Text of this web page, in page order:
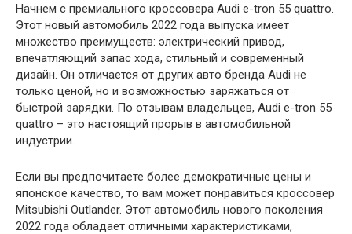
Начнем с премиального кроссовера Audi e-tron 55 quattro.
Этот новый автомобиль 2022 года выпуска имеет
множество преимуществ: электрический привод,
впечатляющий запас хода, стильный и современный
дизайн. Он отличается от других авто бренда Audi не
только ценой, но и возможностью заряжаться от
быстрой зарядки. По отзывам владельцев, Audi e-tron 55
quattro – это настоящий прорыв в автомобильной
индустрии.
Если вы предпочитаете более демократичные цены и
японское качество, то вам может понравиться кроссовер
Mitsubishi Outlander. Этот автомобиль нового поколения
2022 года обладает отличными характеристиками,